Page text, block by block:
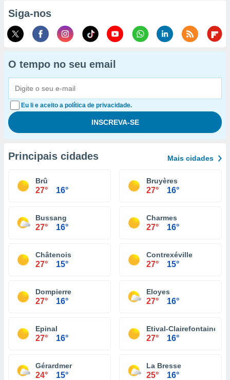
Siga-nos
O tempo no seu email
Eu li e aceito a política de privacidade.
Principais cidades Mais cidades
Brû
27° 16°
Bruyères
27° 16°
Bussang
27° 16°
Charmes
27° 16°
Châtenois
27° 15°
Contrexéville
27° 15°
Dompierre
27° 16°
Eloyes
27° 16°
Epinal
27° 16°
Etival-Clairefontaine
27° 16°
Gérardmer
24° 15°
La Bresse
25° 16°